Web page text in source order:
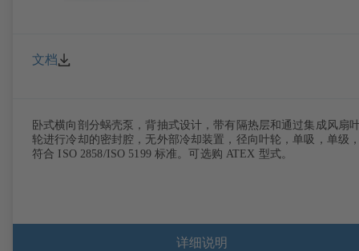
文档
卧式横向剖分蜗壳泵，背抽式设计，带有隔热层和通过集成风扇
轮进行冷却的密封腔，无外部冷却装置，径向叶轮，单吸，单级
符合 ISO 2858/ISO 5199 标准。可选购 ATEX 型式。
详细说明